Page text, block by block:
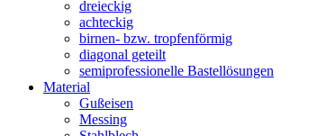
dreieckig
achteckig
birnen- bzw. tropfenförmig
diagonal geteilt
semiprofessionelle Bastellösungen
Material
Gußeisen
Messing